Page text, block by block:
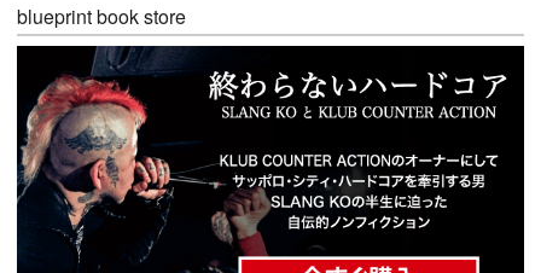
blueprint book store